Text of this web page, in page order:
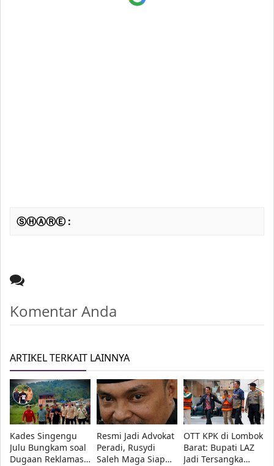
ⓈⒽⒶⓇⒺ :
Komentar Anda
ARTIKEL TERKAIT LAINNYA
Kades Singengu
Julu Bungkam soal
Dugaan Reklamasi
Resmi Jadi Advokat
Peradi, Rusydi
Saleh Maga Siap
OTT KPK di Lombok
Barat: Bupati LAZ
Jadi Tersangka